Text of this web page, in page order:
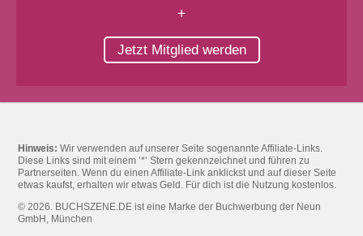
+
Jetzt Mitglied werden
Hinweis: Wir verwenden auf unserer Seite sogenannte Affiliate-Links.
Diese Links sind mit einem ‘*‘ Stern gekennzeichnet und führen zu
Partnerseiten. Wenn du einen Affiliate-Link anklickst und auf dieser Seite
etwas kaufst, erhalten wir etwas Geld. Für dich ist die Nutzung kostenlos.
© 2026. BUCHSZENE.DE ist eine Marke der Buchwerbung der Neun
GmbH, München